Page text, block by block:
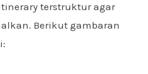
terstruktur agar
Berikut gambaran